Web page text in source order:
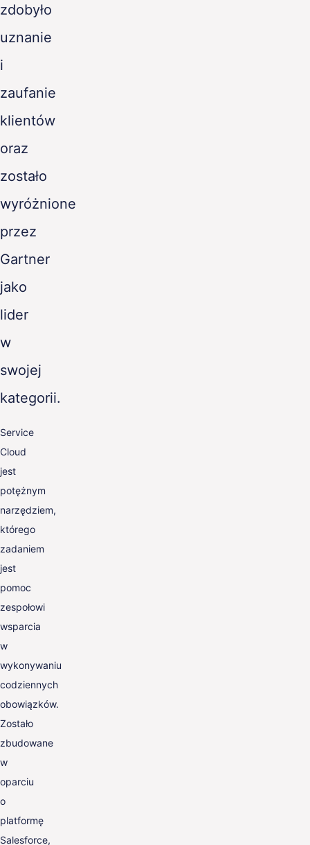
zdobyło
uznanie
i
zaufanie
klientów
oraz
zostało
wyróżnione
przez
Gartner
jako
lider
w
swojej
kategorii.
Service
Cloud
jest
potężnym
narzędziem,
którego
zadaniem
jest
pomoc
zespołowi
wsparcia
w
wykonywaniu
codziennych
obowiązków.
Zostało
zbudowane
w
oparciu
o
platformę
Salesforce,